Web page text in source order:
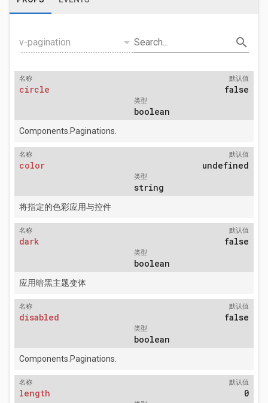
v-pagination arrow_drop_down Search... search
名称
circle
默认值
false
类型
boolean
Components.Paginations.
名称
color
默认值
undefined
类型
string
将指定的色彩应用与控件
名称
dark
默认值
false
类型
boolean
应用暗黑主题变体
名称
disabled
默认值
false
类型
boolean
Components.Paginations.
名称
length
默认值
0